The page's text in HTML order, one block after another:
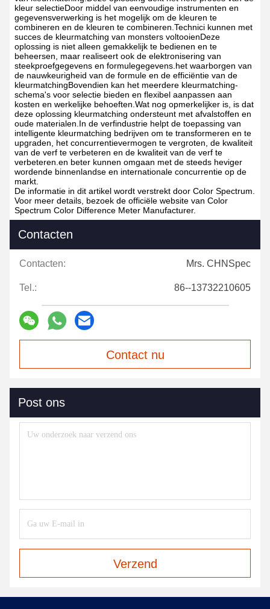
kleur selectieDoor middel van eenvoudige instrumenten en
gegevensverwerking is het mogelijk om de kleuren te
combineren en de kleuren te combineren.Technici kunnen met
succes de kleurmatching van monsters voltooienDeze
oplossing is niet alleen gemakkelijk te bedienen en te
beheersen, maar realiseert ook de elektronisering van
steekproefgegevens en formulegegevens.het waarborgen van
de nauwkeurigheid van de formule en de efficiëntie van de
kleurmatchingBovendien kan het meerdere kleurmatching-
schema's voor selectie bieden en flexibel aanpassen aan
kosten en werkelijke behoeften.Wat nog opmerkelijker is, is dat
deze oplossing kleurmatching ondersteunt met afvalstoffen en
oude materialen.In de verfindustrie helpt de toepassing van
intelligente kleurmatching bedrijven om te transformeren en te
upgraden, het concurrentievermogen te vergroten, de kwaliteit
van de verf te verbeteren en de kwaliteit van de verf te
verbeteren.en beter kunnen omgaan met de steeds heviger
wordende binnenlandse en internationale concurrentie op de
markt.
De informatie in dit artikel wordt verstrekt door Color Spectrum.
Voor meer details, bezoek de officiële website van Color
Spectrum Color Difference Meter Manufacturer.
Contacten
Contacten: Mrs. CHNSpec
Tel.: 86--13732210605
Contact nu
Post ons
Verzend